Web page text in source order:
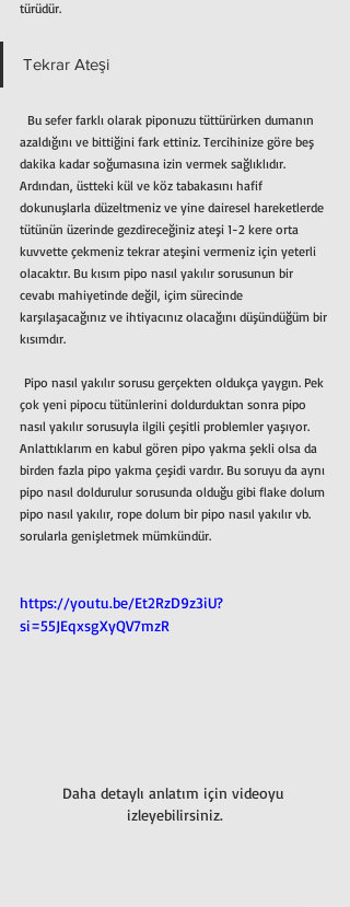
türüdür.
Tekrar Ateşi
Bu sefer farklı olarak piponuzu tüttürürken dumanın
azaldığını ve bittiğini fark ettiniz. Tercihinize göre beş
dakika kadar soğumasına izin vermek sağlıklıdır.
Ardından, üstteki kül ve köz tabakasını hafif
dokunuşlarla düzeltmeniz ve yine dairesel hareketlerde
tütünün üzerinde gezdireceğiniz ateşi 1-2 kere orta
kuvvette çekmeniz tekrar ateşini vermeniz için yeterli
olacaktır. Bu kısım pipo nasıl yakılır sorusunun bir
cevabı mahiyetinde değil, içim sürecinde
karşılaşacağınız ve ihtiyacınız olacağını düşündüğüm bir
kısımdır.
Pipo nasıl yakılır sorusu gerçekten oldukça yaygın. Pek
çok yeni pipocu tütünlerini doldurduktan sonra pipo
nasıl yakılır sorusuyla ilgili çeşitli problemler yaşıyor.
Anlattıklarım en kabul gören pipo yakma şekli olsa da
birden fazla pipo yakma çeşidi vardır. Bu soruyu da aynı
pipo nasıl doldurulur sorusunda olduğu gibi flake dolum
pipo nasıl yakılır, rope dolum bir pipo nasıl yakılır vb.
sorularla genişletmek mümkündür.
https://youtu.be/Et2RzD9z3iU?
si=55JEqxsgXyQV7mzR
Daha detaylı anlatım için videoyu
izleyebilirsiniz.